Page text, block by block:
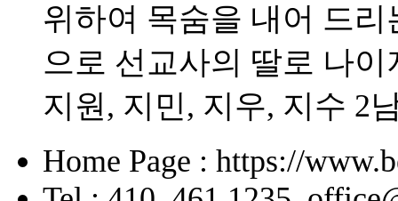
위하여 목숨을 내어 드
으로 선교사의 딸로 나
지원, 지민, 지우, 지수 2
Home Page : https://